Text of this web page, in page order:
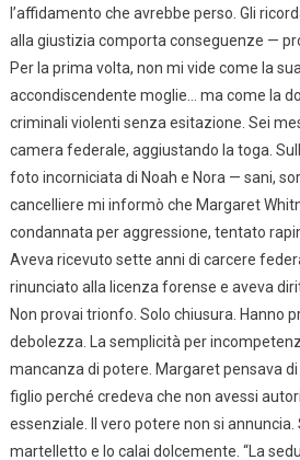
l’affidamento che avrebbe perso. Gli
alla giustizia comporta conseguenze —
Per la prima volta, non mi vide come la
accondiscendente moglie… ma come la
criminali violenti senza esitazione. Sei
camera federale, aggiustando la toga.
foto incorniciata di Noah e Nora — sani,
cancelliere mi informò che Margaret
condannata per aggressione, tentato
Aveva ricevuto sette anni di carcere
rinunciato alla licenza forense e aveva
Non provai trionfo. Solo chiusura. Hanno
debolezza. La semplicità per
mancanza di potere. Margaret pensava
figlio perché credeva che non avessi
essenziale. Il vero potere non si annuncia.
martelletto e lo calai dolcemente. “La